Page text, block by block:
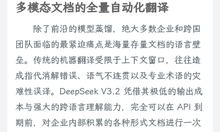
多模态文档的全量自动化翻译
除了前沿的模型蒸馏，绝大多数企业和跨国
团队面临的最紧迫痛点是海量存量文档的语言壁
垒。传统的机器翻译受限于上下文窗口，往往造
成指代消解错误、语气不连贯以及专业术语的灾
难性误译。DeepSeek V3.2 凭借其极低的输出成
本与强大的跨语言理解能力，完全可以在 API 到
期前，对企业内部积累的各种形式文档进行一次